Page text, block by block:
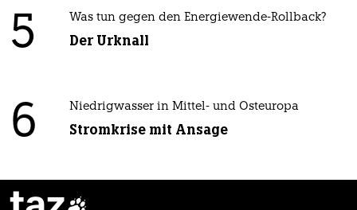
5 Was tun gegen den Energiewende-Rollback?
Der Urknall
6 Niedrigwasser in Mittel- und Osteuropa
Stromkrise mit Ansage